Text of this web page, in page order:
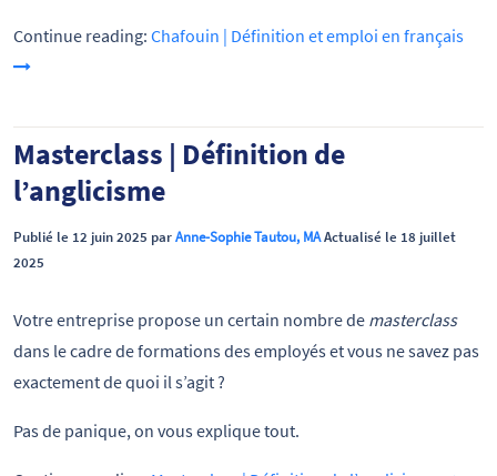
Continue reading: Chafouin | Définition et emploi en français
Masterclass | Définition de
l’anglicisme
Publié le 12 juin 2025 parAnne-Sophie Tautou, MAActualisé le 18 juillet
2025
Votre entreprise propose un certain nombre de masterclass
dans le cadre de formations des employés et vous ne savez pas
exactement de quoi il s’agit ?
Pas de panique, on vous explique tout.